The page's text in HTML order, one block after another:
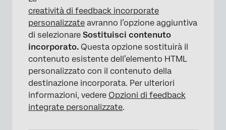
creatività di feedback incorporate
personalizzate avranno l’opzione aggiuntiva
di selezionare Sostituisci contenuto
incorporato. Questa opzione sostituirà il
contenuto esistente dell’elemento HTML
personalizzato con il contenuto della
destinazione incorporata. Per ulteriori
informazioni, vedere Opzioni di feedback
integrate personalizzate.